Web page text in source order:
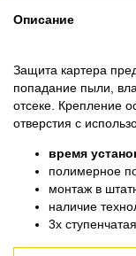
Описание
Защита картера
попадание пыли,
отсеке. Крепление
отверстия с
время
полимерное
монтаж в
наличие
3х